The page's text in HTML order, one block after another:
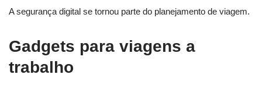
A segurança digital se tornou parte do planejamento de viagem.
Gadgets para viagens a
trabalho